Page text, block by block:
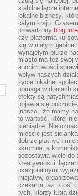
stabilne łącze
lokalne biznesy,
całym kraju.
prowadzony blog
czy platforma
się w małym
wynajętym biurze
miasto ma też swój
anonimowości
wpływ naszych
życie lokalnej
pomaga w domach
efekty są
pojawia się
„nasze”, że mamy
to wartość, której
pieniądze. Nie
mieście jest
dobrze płatnych
skromna, a
pozostawia wiele do
kreatywności:
okazjonalnymi
inicjatyw,
czekania, aż „ktoś”
tych, którzy lubią